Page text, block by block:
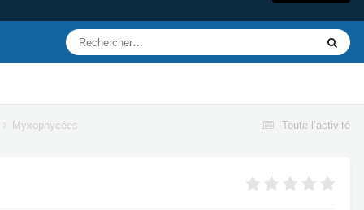
Toute l’activité
Myxophycées